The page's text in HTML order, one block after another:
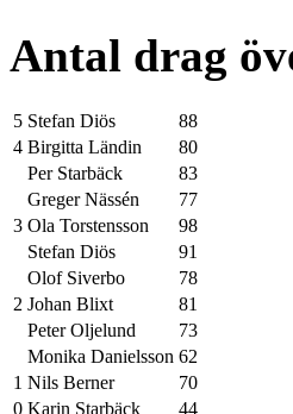
Antal drag
5 Stefan Diös
88
4 Birgitta Ländin
80
Per Starbäck
83
Greger Nässén
77
3 Ola Torstensson
98
Stefan Diös
91
Olof Siverbo
78
2 Johan Blixt
81
Peter Oljelund
73
Monika Danielsson 62
1 Nils Berner
70
0 Karin Starbäck 44